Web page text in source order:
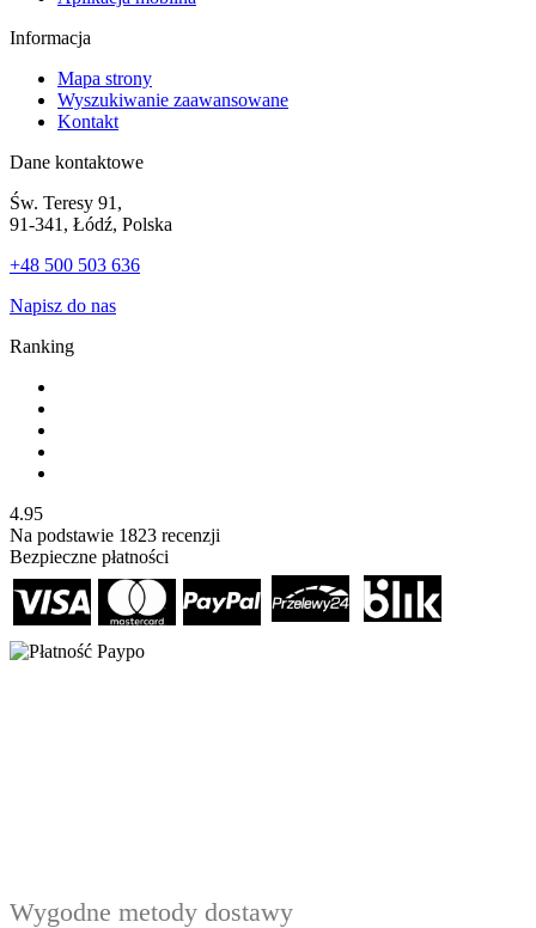
Informacja
Mapa strony
Wyszukiwanie zaawansowane
Kontakt
Dane kontaktowe
Św. Teresy 91,
91-341, Łódź, Polska
+48 500 503 636
Napisz do nas
Ranking
4.95
Na podstawie 1823 recenzji
Bezpieczne płatności
Wygodne metody dostawy